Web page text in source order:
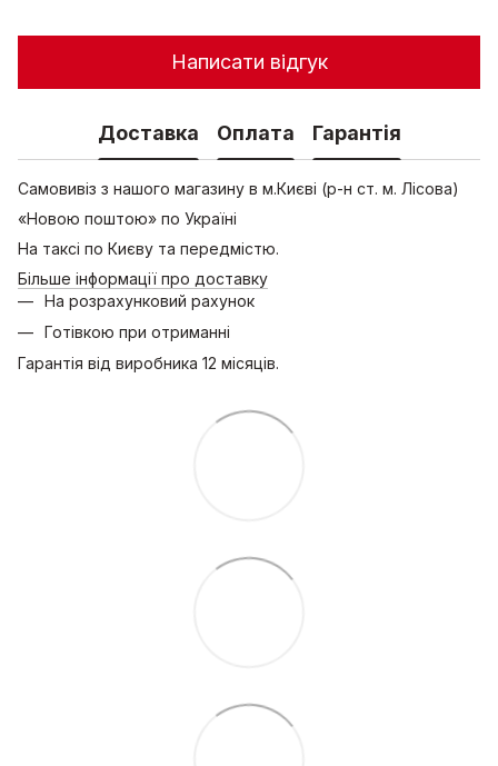
Написати відгук
Доставка Оплата Гарантія
Самовивіз з нашого магазину в м.Києві (р-н ст. м. Лісова)
«Новою поштою» по Україні
На таксі по Києву та передмістю.
Більше інформації про доставку
На розрахунковий рахунок
Готівкою при отриманні
Гарантія від виробника 12 місяців.